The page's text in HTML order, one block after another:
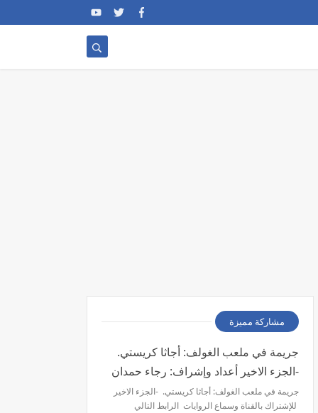
مشاركة مميزة
جريمة في ملعب الغولف: أجاثا كريستي.
-الجزء الاخير أعداد وإشراف: رجاء حمدان
جريمة في ملعب الغولف: أجاثا كريستي. -الجزء الاخير
للإشتراك بالقناة وسماع الروايات الرابط التالي